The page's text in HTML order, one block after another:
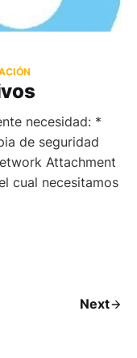
necesidad: *
de seguridad
Attachment
cual necesitamos
Next